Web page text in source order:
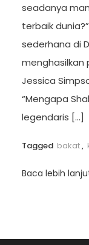
seadanya
terbaik
sederhana di
menghasilkan
Jessica
“Mengapa
legendaris […]
Tagged bakat,
Baca lebih